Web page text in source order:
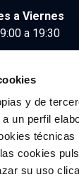
y de
un perfil
técnicas
cookies
su uso
a Viernes
a 19:30
los